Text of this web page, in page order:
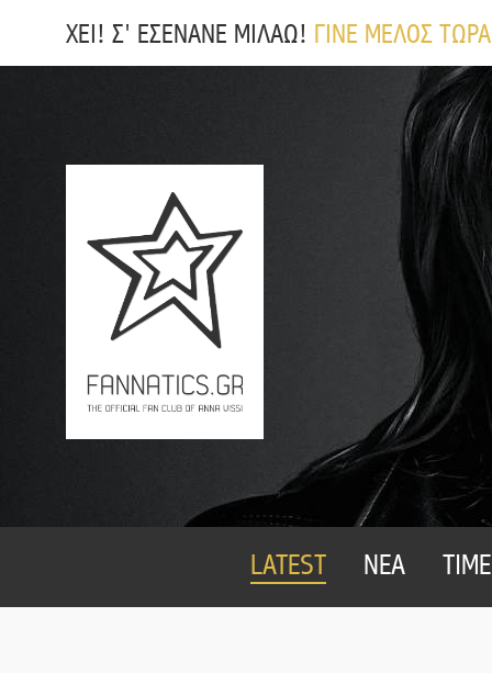
ΧΕΙ! Σ' ΕΣΕΝΑΝΕ ΜΙΛΑΩ! ΓΙΝΕ ΜΕΛΟΣ
LATEST ΝΕΑ